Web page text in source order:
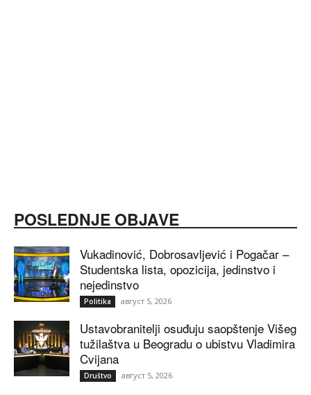
POSLEDNJE OBJAVE
Vukadinović, Dobrosavljević i Pogačar –
Studentska lista, opozicija, jedinstvo i
nejedinstvo
Politika август 5, 2026
Ustavobranitelji osuđuju saopštenje Višeg
tužilaštva u Beogradu o ubistvu Vladimira
Cvijana
Društvo август 5, 2026